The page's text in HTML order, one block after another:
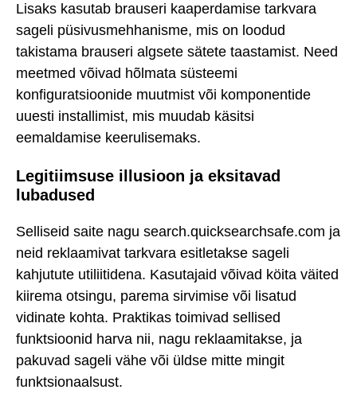
Lisaks kasutab brauseri kaaperdamise tarkvara
sageli püsivusmehhanisme, mis on loodud
takistama brauseri algsete sätete taastamist. Need
meetmed võivad hõlmata süsteemi
konfiguratsioonide muutmist või komponentide
uuesti installimist, mis muudab käsitsi
eemaldamise keerulisemaks.
Legitiimsuse illusioon ja eksitavad
lubadused
Selliseid saite nagu search.quicksearchsafe.com ja
neid reklaamivat tarkvara esitletakse sageli
kahjutute utiliitidena. Kasutajaid võivad köita väited
kiirema otsingu, parema sirvimise või lisatud
vidinate kohta. Praktikas toimivad sellised
funktsioonid harva nii, nagu reklaamitakse, ja
pakuvad sageli vähe või üldse mitte mingit
funktsionaalsust.